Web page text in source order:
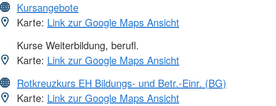
Kursangebote
Karte: Link zur Google Maps Ansicht
Kurse Weiterbildung, berufl.
Karte: Link zur Google Maps Ansicht
Rotkreuzkurs EH Bildungs- und Betr.-Einr. (BG)
Karte: Link zur Google Maps Ansicht